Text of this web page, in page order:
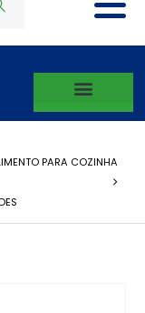
PARA COZINHA